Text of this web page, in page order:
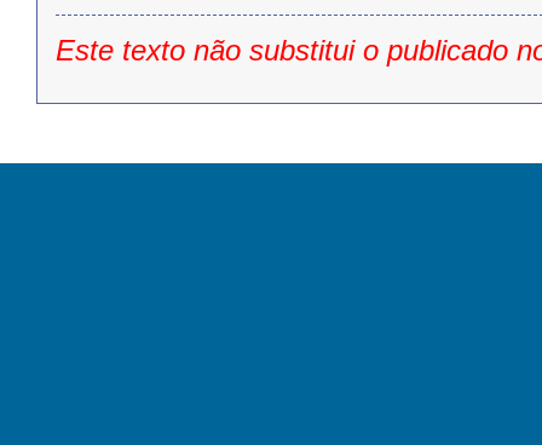
Este texto não substitui o publicado